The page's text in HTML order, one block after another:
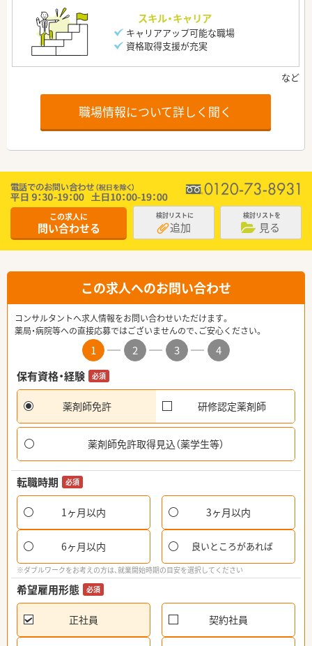
スキル・キャリア
キャリアアップ可能な職場
資格取得支援が充実
職場情報について詳しく聞く
この求人に
問い合わせる
検討リストに
追加
検討リストを
見る
この求人へのお問い合わせ
コンサルタントへ求人情報をお問い合わせいただけます。
薬局・病院等への直接応募ではございませんので、ご安心ください。
1 2 3
4
保有資格・経験
必須
薬剤師免許 研修認定薬剤師
薬剤師免許取得見込（薬学生等）
転職時期 必須
1ヶ月以内 3ヶ月以内
6ヶ月以内 良いところがあれば
※ダブルワークをお考えの方は、就業開始時期の目安を選択してください
希望雇用形態 必須
正社員 契約社員